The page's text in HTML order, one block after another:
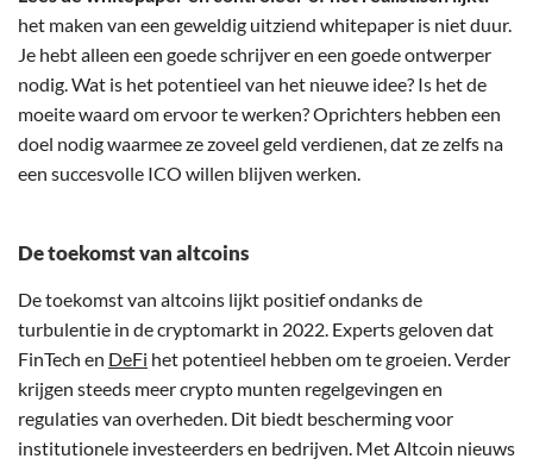
het maken van een geweldig uitziend whitepaper is niet duur.
Je hebt alleen een goede schrijver en een goede ontwerper
nodig. Wat is het potentieel van het nieuwe idee? Is het de
moeite waard om ervoor te werken? Oprichters hebben een
doel nodig waarmee ze zoveel geld verdienen, dat ze zelfs na
een succesvolle ICO willen blijven werken.
De toekomst van altcoins
De toekomst van altcoins lijkt positief ondanks de
turbulentie in de cryptomarkt in 2022. Experts geloven dat
FinTech en DeFi het potentieel hebben om te groeien. Verder
krijgen steeds meer crypto munten regelgevingen en
regulaties van overheden. Dit biedt bescherming voor
institutionele investeerders en bedrijven. Met Altcoin nieuws